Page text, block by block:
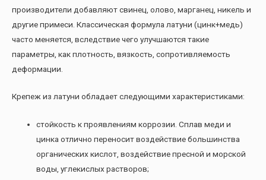
производители добавляют свинец, олово, марганец, никель и
другие примеси. Классическая формула латуни (цинк+медь)
часто меняется, вследствие чего улучшаются такие
параметры, как плотность, вязкость, сопротивляемость
деформации.
Крепеж из латуни обладает следующими характеристиками:
стойкость к проявлениям коррозии. Сплав меди и
цинка отлично переносит воздействие большинства
органических кислот, воздействие пресной и морской
воды, углекислых растворов;